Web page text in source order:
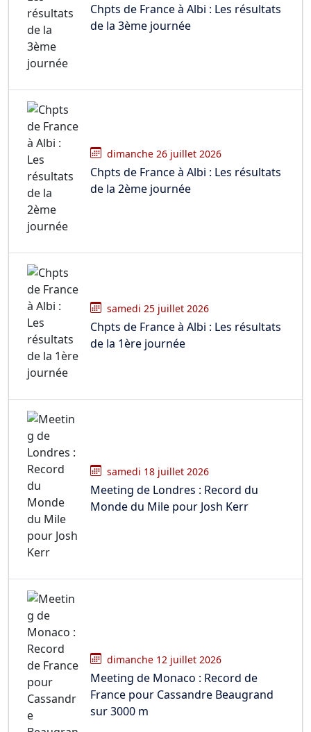
Chpts de France à Albi : Les résultats
de la 3ème journée
dimanche 26 juillet 2026
Chpts de France à Albi : Les résultats
de la 2ème journée
samedi 25 juillet 2026
Chpts de France à Albi : Les résultats
de la 1ère journée
samedi 18 juillet 2026
Meeting de Londres : Record du
Monde du Mile pour Josh Kerr
dimanche 12 juillet 2026
Meeting de Monaco : Record de
France pour Cassandre Beaugrand
sur 3000 m